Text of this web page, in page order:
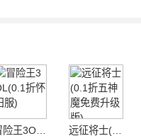
冒险王3OL(0.1折怀旧服)